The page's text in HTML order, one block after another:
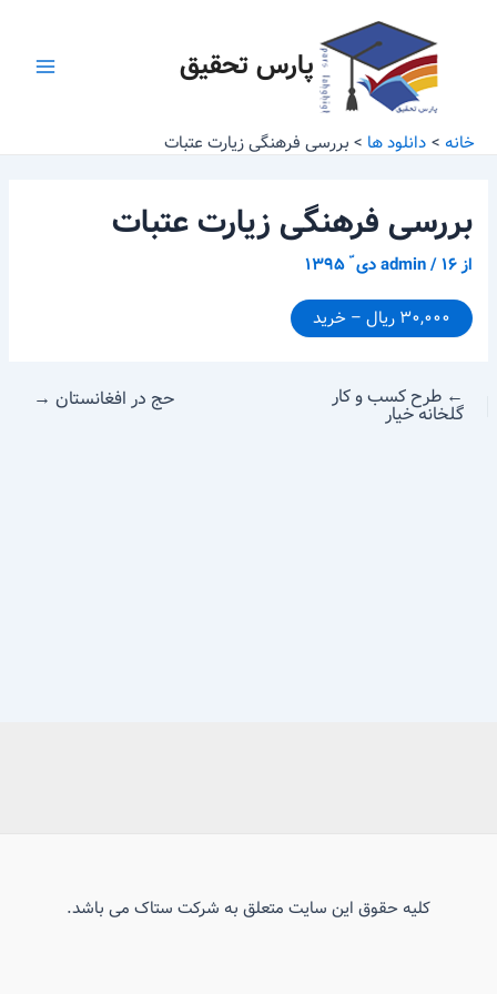
پارس تحقیق
خانه دانلود ها بررسی فرهنگی زیارت عتبات
بررسی فرهنگی زیارت عتبات
از admin/۱۶ دی ّ ۱۳۹۵
۳۰,۰۰۰ ریال – خرید
← طرح کسب و کار
گلخانه خیار
حج در افغانستان →
کلیه حقوق این سایت متعلق به شرکت ستاک می باشد.